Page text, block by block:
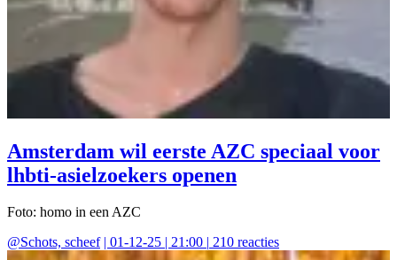
Amsterdam wil eerste AZC speciaal voor
lhbti-asielzoekers openen
Foto: homo in een AZC
@Schots, scheef | 01-12-25 | 21:00 | 210 reacties